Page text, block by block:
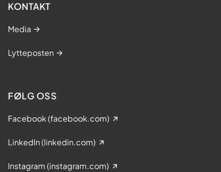
KONTAKT
Media
Lytteposten
FØLG OSS
Facebook (facebook.com)
LinkedIn (linkedin.com)
Instagram (instagram.com)